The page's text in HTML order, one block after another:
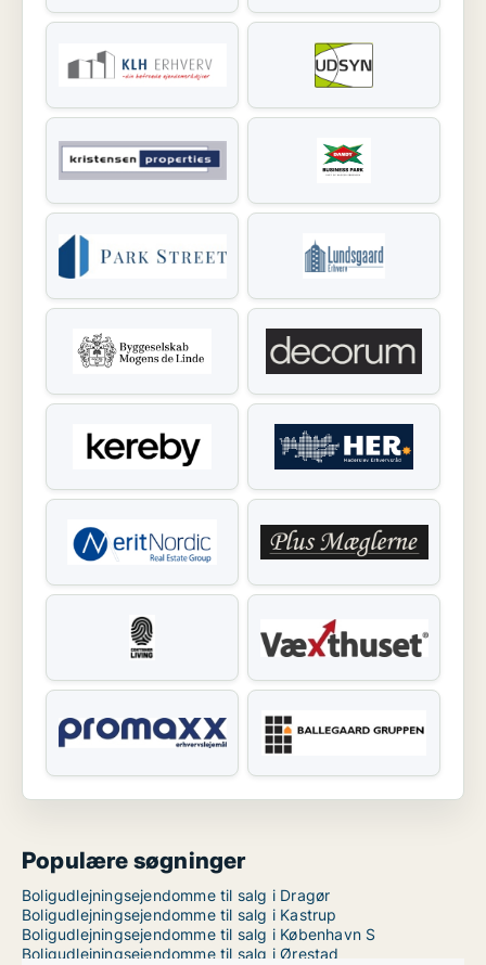
Populære søgninger
Boligudlejningsejendomme til salg i Dragør
Boligudlejningsejendomme til salg i Kastrup
Boligudlejningsejendomme til salg i København S
Boligudlejningsejendomme til salg i Ørestad